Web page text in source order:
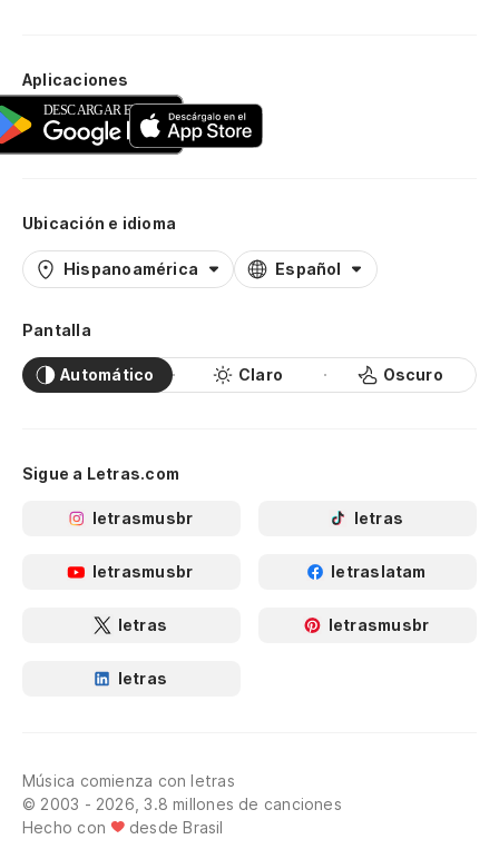
Aplicaciones
Ubicación e idioma
Hispanoamérica Español
Pantalla
Automático Claro Oscuro
Sigue a Letras.com
letrasmusbr letras
letrasmusbr letraslatam
letras letrasmusbr
letras
Música comienza con letras
© 2003 - 2026, 3.8 millones de canciones
Hecho con
desde Brasil